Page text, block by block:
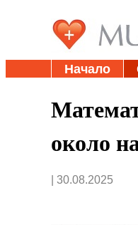
Начало
около
| 30.08.2025